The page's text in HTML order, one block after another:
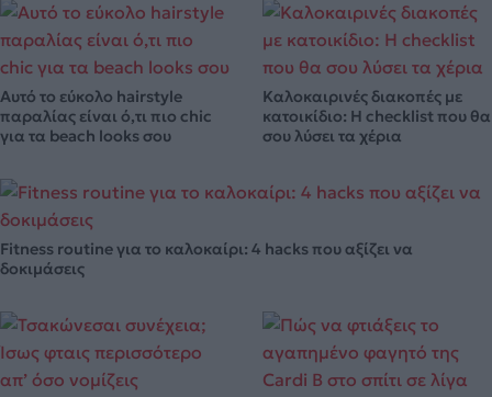
Αυτό το εύκολο hairstyle
παραλίας είναι ό,τι πιο chic
για τα beach looks σου
Καλοκαιρινές διακοπές με
κατοικίδιο: Η checklist που θα
σου λύσει τα χέρια
Fitness routine για το καλοκαίρι: 4 hacks που αξίζει να
δοκιμάσεις